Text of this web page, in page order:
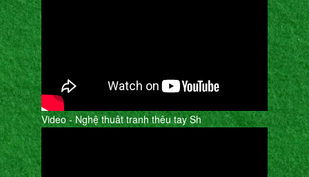
Video - Nghệ thuât tranh thêu tay Sh